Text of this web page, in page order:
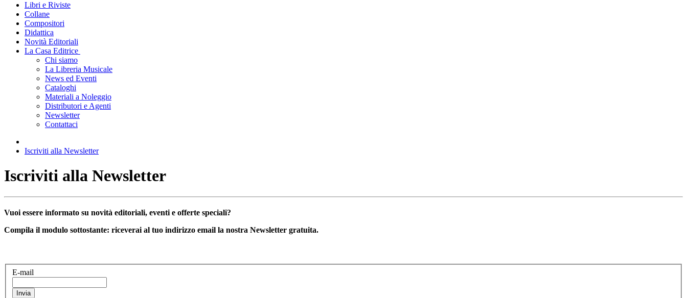
Libri e Riviste
Collane
Compositori
Didattica
Novità Editoriali
La Casa Editrice
Chi siamo
La Libreria Musicale
News ed Eventi
Cataloghi
Materiali a Noleggio
Distributori e Agenti
Newsletter
Contattaci
Iscriviti alla Newsletter
Iscriviti alla Newsletter
Vuoi essere informato su novità editoriali, eventi e offerte speciali?
Compila il modulo sottostante: riceverai al tuo indirizzo email la nostra Newsletter gratuita.
E-mail